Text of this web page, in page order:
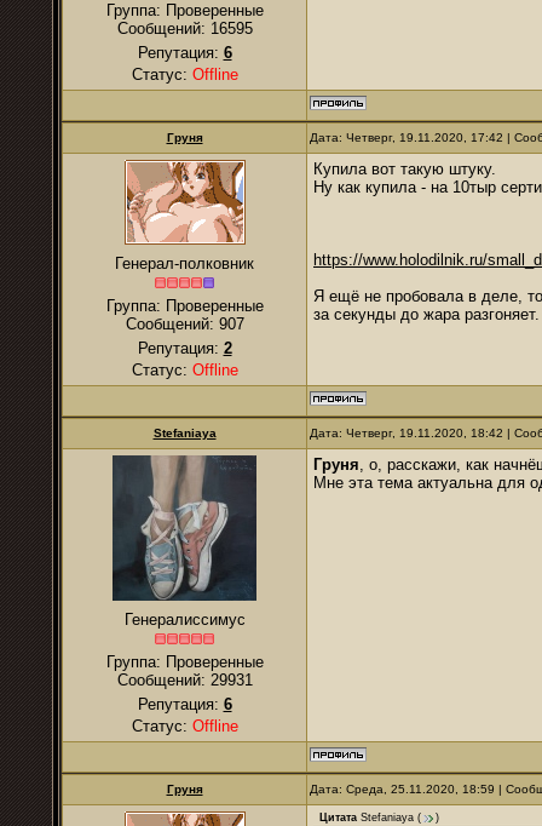
Группа: Проверенные
Сообщений: 16595
Репутация: 6
Статус: Offline
Гpуня Дата: Четверг, 19.11.2020, 17:42 |
Генерал-полковник
Группа: Проверенные
Сообщений: 907
Репутация: 2
Статус: Offline
Купила вот такую штуку.
Ну как купила - на 10тыр
https://www.holodilnik.ru/
Я ещё не пробовала в деле,
за секунды до жара разгоняет.
Stefaniaya Дата: Четверг, 19.11.2020, 18:42 |
Генералиссимус
Группа: Проверенные
Сообщений: 29931
Репутация: 6
Статус: Offline
Гpуня, о, расскажи, как
Мне эта тема актуальна для
Гpуня Дата: Среда, 25.11.2020, 18:59 |
Цитата Stefaniaya (
)